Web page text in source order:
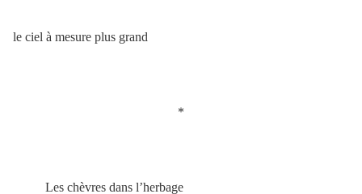
le ciel à mesure plus grand
*
Les chèvres dans l’herbage